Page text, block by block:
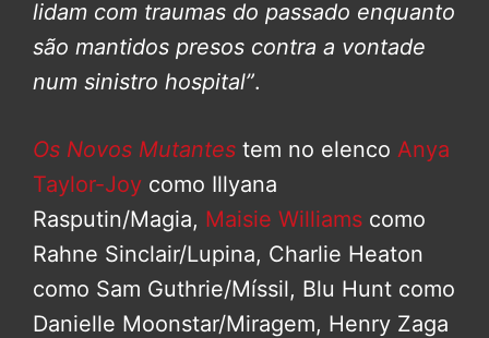
lidam com traumas do passado enquanto
são mantidos presos contra a vontade
num sinistro hospital”.
Os Novos Mutantes tem no elenco Anya
Taylor-Joy como Illyana
Rasputin/Magia, Maisie Williams como
Rahne Sinclair/Lupina, Charlie Heaton
como Sam Guthrie/Míssil, Blu Hunt como
Danielle Moonstar/Miragem, Henry Zaga